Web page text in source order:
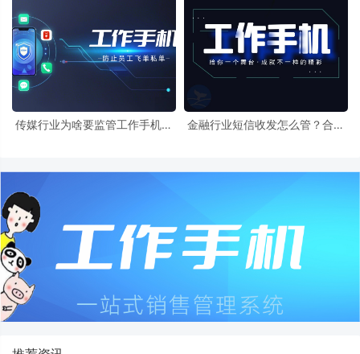
传媒行业为啥要监管工作手机好
金融行业短信收发怎么管？合规